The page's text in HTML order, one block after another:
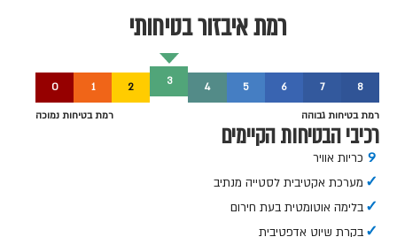
רמת איבזור בטיחותי
0 1 2 3 4 5 6 7 8
רמת בטיחות נמוכה רמת בטיחות גבוהה
רכיבי הבטיחות הקיימים
9 כריות אוויר
✓ מערכת אקטיבית לסטייה מנתיב
✓ בלימה אוטומטית בעת חירום
✓ בקרת שיוט אדפטיבית